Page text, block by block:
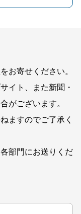
お寄せください。
イト、また新聞・
がございます。
ますのでご了承く
部門にお送りくだ